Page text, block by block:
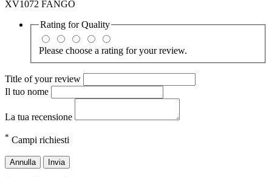
XV1072 FANGO
Rating forQuality
Please choose a rating for your review.
Title of your review
Il tuo nome
La tua recensione
* Campi richiesti
Annulla Invia